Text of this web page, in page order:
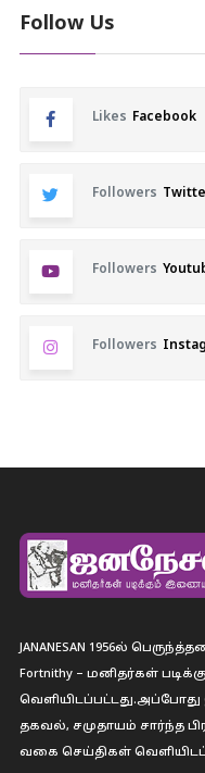
Follow Us
Likes Facebook
Followers
Followers
Followers
JANANESAN 1956ல்
Fortnithy – மனிதர்கள்
தகவல், சமுதாயம் சார்ந்த
வகை செய்திகள்